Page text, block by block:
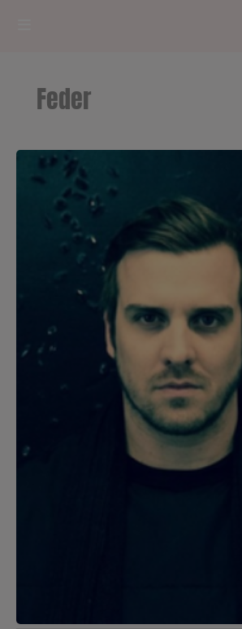
RADIOPLAYER
CK RADIO Line-up
PODCASTS
Cultur'Ciné - Jean Meurice
CONCOURS
Contact
Feder